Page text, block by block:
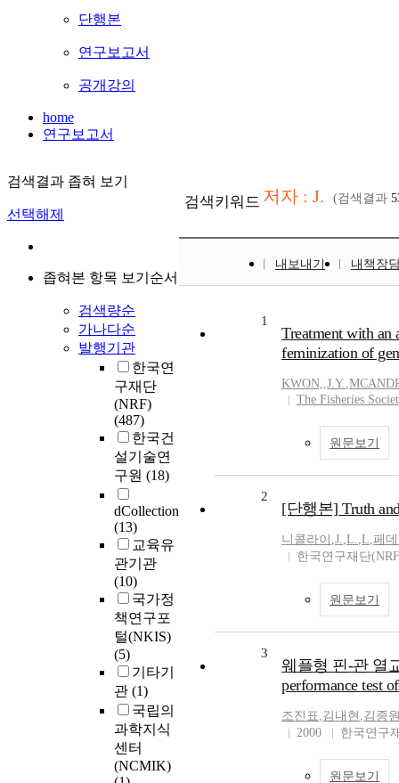
단행본
연구보고서
공개강의
home
연구보고서
검색결과 좁혀 보기
선택해제
좁혀본 항목 보기순서
검색량순
가나다순
발행기관
한국연
구재단
(NRF)
(487)
한국건
설기술연
구원 (18)
dCollection
(13)
교육유
관기관
(10)
국가정
책연구포
털(NKIS)
(5)
기타기
관 (1)
국립의
과학지식
센터
(NCMIK)
검색키워드 저자 : J. (검색결과
내보내기 내책장
1
Treatment with an
feminization of
KWON,,J.Y.,
The Fisheries
원문보기
2
[단행본] Truth
니콜라이 ,J.,L.,L,페
한국연구재단
원문보기
3
웨플형 핀-관 열
performance test
조진표,김내현 ,김종
2000
한국연구
원문보기